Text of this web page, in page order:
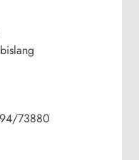
73880